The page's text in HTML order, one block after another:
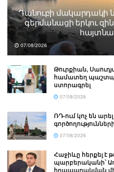
Դանուբի մակարդակի
գերմանացի երկու
07/08/2026
Թուրքիան,
համատեղ
ստորագրել
07/08/2026
ՌԴ-ում կոչ են
07/08/2026
Հաջիևը հերքել է
պարբերականի՝
հրապարակման